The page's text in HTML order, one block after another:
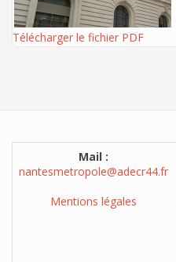
Télécharger le fichier PDF
Mail :
nantesmetropole@adecr44.fr
Mentions légales